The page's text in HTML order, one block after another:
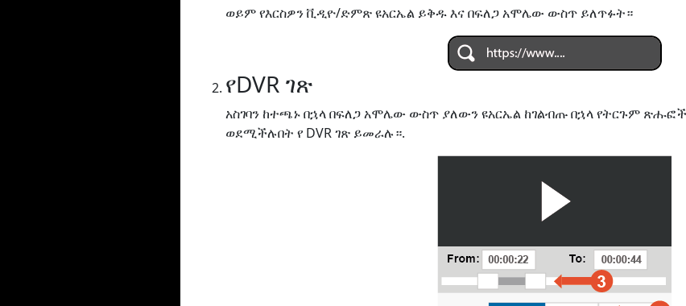
ወይም የእርስዎን ቪዲዮ/ድምጽ ዩአርኤል ይቅዱ እና በፍለጋ አሞሌው ውስጥ ይለጥፉት።
የDVR ገጽ
አስገባን ከተጫኑ በኋላ በፍለጋ አሞሌው ውስጥ ያለውን ዩአርኤል ከገልብጡ በኋላ የትርጉም
ወደሚችሉበት የ DVR ገጽ ይመራሉ።.